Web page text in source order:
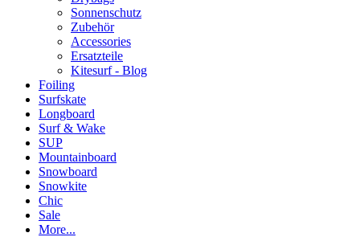
Sonnenschutz
Zubehör
Accessories
Ersatzteile
Kitesurf - Blog
Foiling
Surfskate
Longboard
Surf & Wake
SUP
Mountainboard
Snowboard
Snowkite
Chic
Sale
More...